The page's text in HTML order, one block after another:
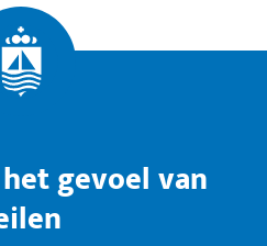
gevoel van